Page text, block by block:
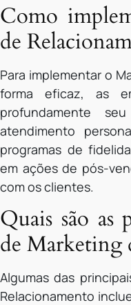
Como
de
Para implementar o
forma eficaz, as
profundamente
atendimento
programas de
em ações de pós-
com os clientes.
Quais são as
de Marketing
Algumas das
Relacionamento